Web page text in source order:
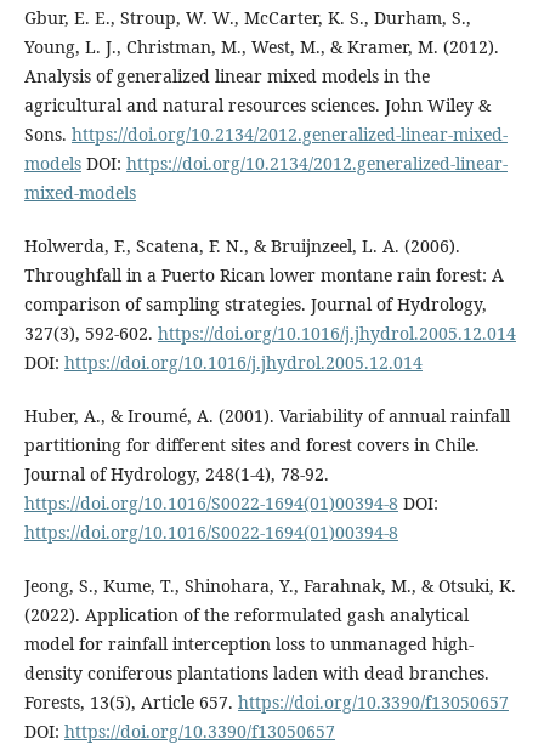
Gbur, E. E., Stroup, W. W., McCarter, K. S., Durham, S.,
Young, L. J., Christman, M., West, M., & Kramer, M. (2012).
Analysis of generalized linear mixed models in the
agricultural and natural resources sciences. John Wiley &
Sons. https://doi.org/10.2134/2012.generalized-linear-mixed-
modelsDOI: https://doi.org/10.2134/2012.generalized-linear-
mixed-models
Holwerda, F., Scatena, F. N., & Bruijnzeel, L. A. (2006).
Throughfall in a Puerto Rican lower montane rain forest: A
comparison of sampling strategies. Journal of Hydrology,
327(3), 592-602. https://doi.org/10.1016/j.jhydrol.2005.12.014
DOI: https://doi.org/10.1016/j.jhydrol.2005.12.014
Huber, A., & Iroumé, A. (2001). Variability of annual rainfall
partitioning for different sites and forest covers in Chile.
Journal of Hydrology, 248(1-4), 78-92.
https://doi.org/10.1016/S0022-1694(01)00394-8 DOI:
https://doi.org/10.1016/S0022-1694(01)00394-8
Jeong, S., Kume, T., Shinohara, Y., Farahnak, M., & Otsuki, K.
(2022). Application of the reformulated gash analytical
model for rainfall interception loss to unmanaged high-
density coniferous plantations laden with dead branches.
Forests, 13(5), Article 657. https://doi.org/10.3390/f13050657
DOI: https://doi.org/10.3390/f13050657